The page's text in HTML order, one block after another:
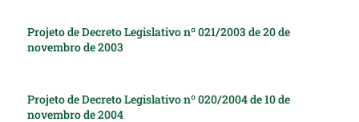
Projeto de Decreto Legislativo nº 021/2003 de 20 de
novembro de 2003
Projeto de Decreto Legislativo nº 020/2004 de 10 de
novembro de 2004